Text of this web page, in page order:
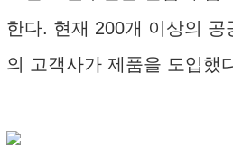
한다. 현재 200개 이상의
의 고객사가 제품을 도입했